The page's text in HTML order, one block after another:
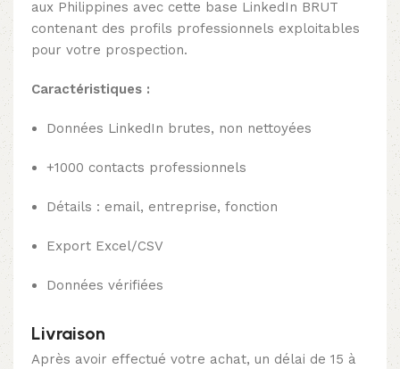
aux Philippines avec cette base LinkedIn BRUT
contenant des profils professionnels exploitables
pour votre prospection.
Caractéristiques :
Données LinkedIn brutes, non nettoyées
+1000 contacts professionnels
Détails : email, entreprise, fonction
Export Excel/CSV
Données vérifiées
Livraison
Après avoir effectué votre achat, un délai de 15 à